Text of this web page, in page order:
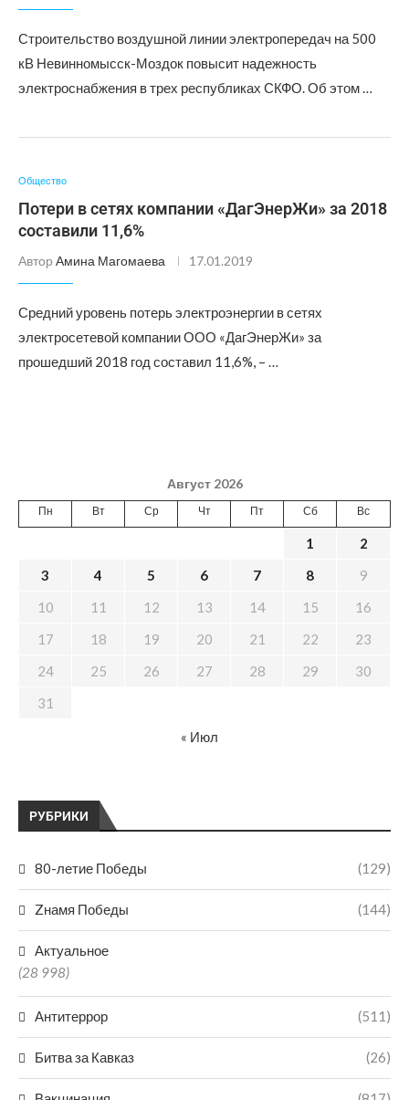
Строительство воздушной линии электропередач на 500
кВ Невинномысск-Моздок повысит надежность
электроснабжения в трех республиках СКФО. Об этом …
Общество
Потери в сетях компании «ДагЭнерЖи» за 2018
составили 11,6%
Автор Амина Магомаева 17.01.2019
Средний уровень потерь электроэнергии в сетях
электросетевой компании ООО «ДагЭнерЖи» за
прошедший 2018 год составил 11,6%, – …
РУБРИКИ
80-летие Победы (129)
Zнамя Победы (144)
Актуальное
(28 998)
Антитеррор (511)
Битва за Кавказ (26)
Август 2026
Пн Вт Ср Чт Пт Сб Вс
1
2
3
4 5 6 7 8
9
10
11 12 13 14 15
16
17
18 19 20 21 22
23
24
25 26 27 28 29
30
31
« Июл